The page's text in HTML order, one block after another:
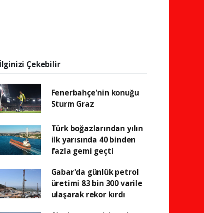
İlginizi Çekebilir
Fenerbahçe'nin konuğu
Sturm Graz
Türk boğazlarından yılın
ilk yarısında 40 binden
fazla gemi geçti
Gabar'da günlük petrol
üretimi 83 bin 300 varile
ulaşarak rekor kırdı